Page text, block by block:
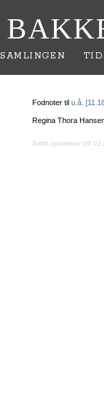
SAMLINGEN
Fodnoter til u.å.
Regina Thora
Sidst opdateret